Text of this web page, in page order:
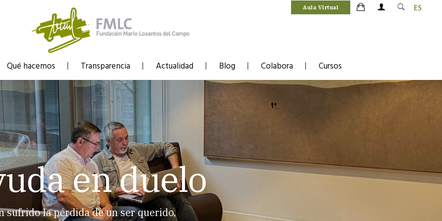
ES
Aula Virtual
Qué hacemos Transparencia Actualidad Blog Colabora Cursos
sufrido la pérdida de un ser querido,
en duelo